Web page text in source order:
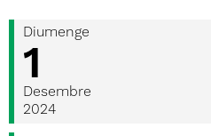
Diumenge
1
Desembre
2024